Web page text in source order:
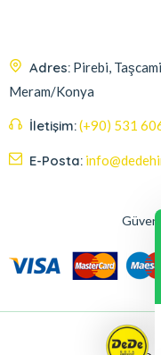
Adres: Pirebi,
Meram/Konya
İletişim:(+90) 531
E-Posta: